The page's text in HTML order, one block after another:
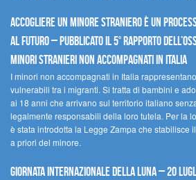
Accogliere un minore straniero è un
al futuro – Pubblicato il 5° rapporto
Minori Stranieri Non Accompagnati in Italia
I minori non accompagnati in Italia
vulnerabili tra i migranti. Si tratta di bambini e
ai 18 anni che arrivano sul territorio italiano
legalmente responsabili della loro tutela. Per la
è stata introdotta la Legge Zampa che stabilisce
a priori del minore.
Giornata Internazionale della Luna – 20